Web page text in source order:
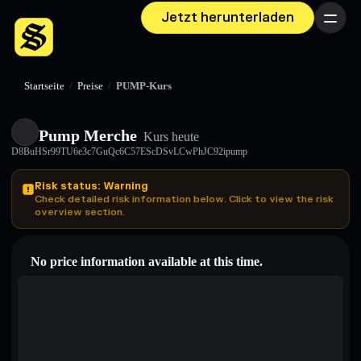
Jetzt herunterladen Menü
Startseite / Preise / PUMP-Kurs
Pump Merche Kurs heute
D8BuHSr99TU6e3c7GuQc6C57EScDSvLCwPhJC92ipump
Risk status: Warning
Check detailed risk information below. Click to view the risk
overview section.
No price information available at this time.